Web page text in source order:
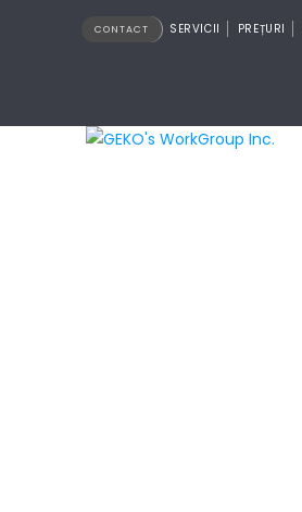
CONTACT SERVICII PREȚURI